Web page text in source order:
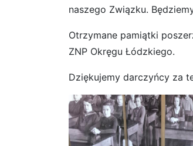
naszego Związku.
Otrzymane pamiątki
ZNP Okręgu Łódzkiego.
Dziękujemy darczyńcy za